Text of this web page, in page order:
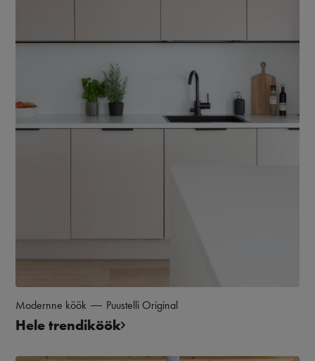
Modernne köök Puustelli Original
Hele trendiköök